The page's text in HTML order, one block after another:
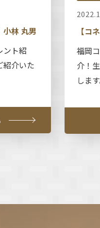
小林 丸男
ント紹
紹介いた
【コ
福岡
介！
します